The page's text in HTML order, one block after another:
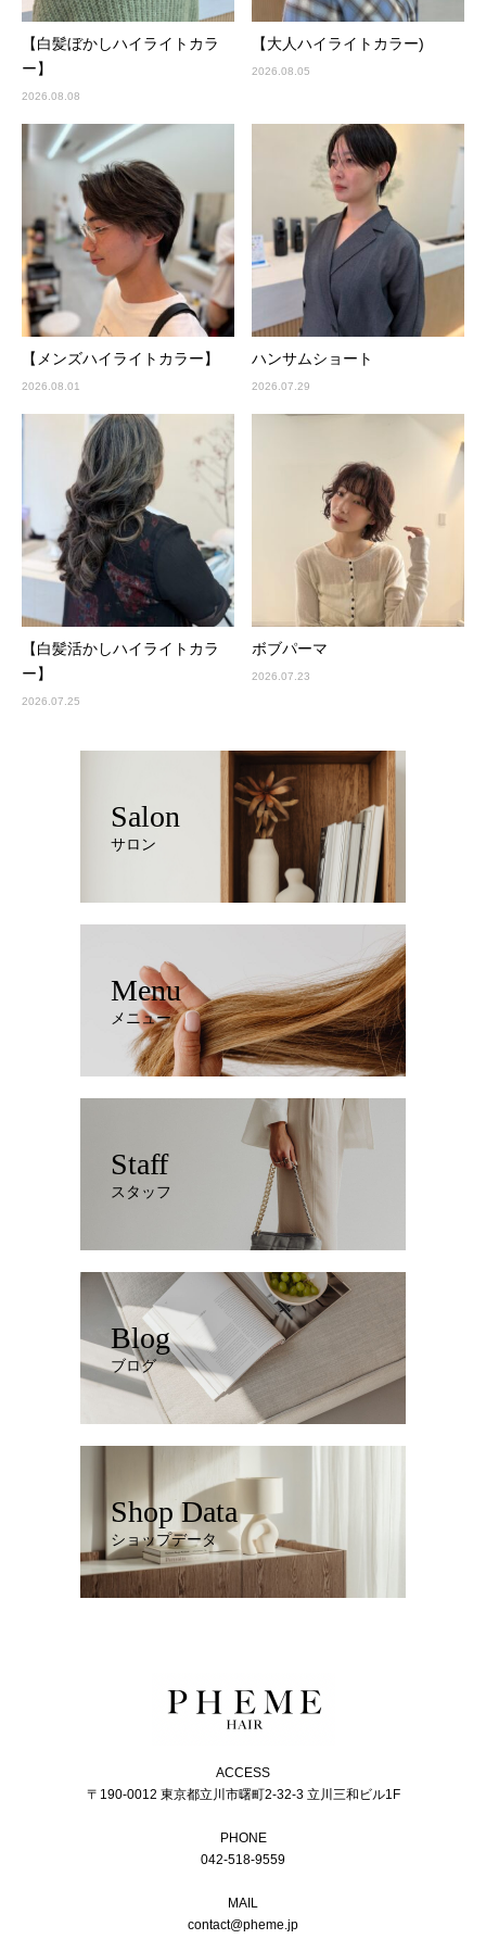
【白髪ぼかしハイライトカラ
ー】
2026.08.08
【大人ハイライトカラー)
2026.08.05
【メンズハイライトカラー】
2026.08.01
ハンサムショート
2026.07.29
【白髪活かしハイライトカラ
ー】
2026.07.25
ボブパーマ
2026.07.23
Salon
サロン
Menu
メニュー
Staff
スタッフ
Blog
ブログ
Shop Data
ショップデータ
ACCESS
〒190-0012 東京都立川市曙町2-32-3 立川三和ビル1F
PHONE
042-518-9559
MAIL
contact@pheme.jp